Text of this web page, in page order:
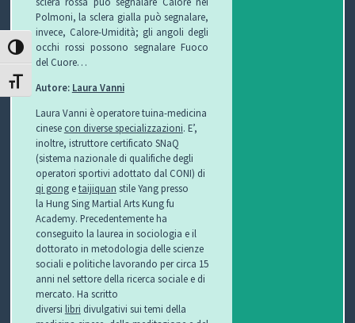
ATTIVA/DISATTIVA ALTO CONTRASTO
ATTIVA/DISATTIVA DIMENSIONE TESTO
Polmoni, la sclera gialla può segnalare,
invece, Calore-Umidità; gli angoli degli
occhi rossi possono segnalare Fuoco
del Cuore…
Autore: Laura Vanni
Laura Vanni è operatore tuina-medicina
cinese con diverse specializzazioni. E’,
inoltre, istruttore certificato SNaQ
(sistema nazionale di qualifiche degli
operatori sportivi adottato dal CONI) di
qi gongetaijiquan stile Yang presso
la Hung Sing Martial Arts Kung fu
Academy. Precedentemente ha
conseguito la laurea in sociologia e il
dottorato in metodologia delle scienze
sociali e politiche lavorando per circa 15
anni nel settore della ricerca sociale e di
mercato. Ha scritto
diversi libri divulgativi sui temi della